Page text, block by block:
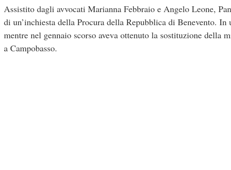
Assistito dagli avvocati Marianna Febbraio e Angelo Leone,
di un’inchiesta della Procura della Repubblica di Benevento.
mentre nel gennaio scorso aveva ottenuto la sostituzione della
a Campobasso.